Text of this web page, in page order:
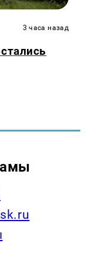
3 часа назад